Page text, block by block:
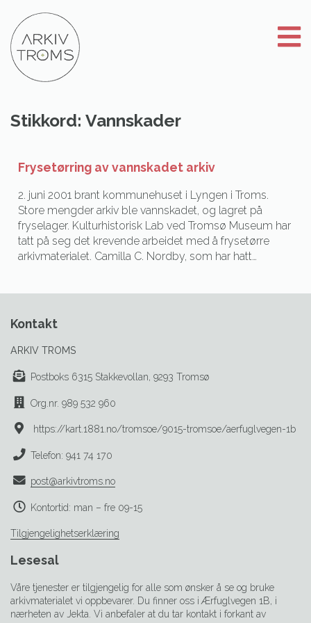
innhold
Stikkord: Vannskader
Frysetørring av vannskadet arkiv
2. juni 2001 brant kommunehuset i Lyngen i Troms.
Store mengder arkiv ble vannskadet, og lagret på
fryselager. Kulturhistorisk Lab ved Tromsø Museum har
tatt på seg det krevende arbeidet med å frysetørre
arkivmaterialet. Camilla C. Nordby, som har hatt…
Kontakt
ARKIV TROMS
Postboks 6315 Stakkevollan, 9293 Tromsø
Org.nr. 989 532 960
https://kart.1881.no/tromsoe/9015-tromsoe/aerfuglvegen-1b
Telefon: 941 74 170
post@arkivtroms.no
Kontortid: man – fre 09-15
Tilgjengelighetserklæring
Lesesal
Våre tjenester er tilgjengelig for alle som ønsker å se og bruke
arkivmaterialet vi oppbevarer. Du finner oss i Ærfuglvegen 1B, i
nærheten av Jekta. Vi anbefaler at du tar kontakt i forkant av